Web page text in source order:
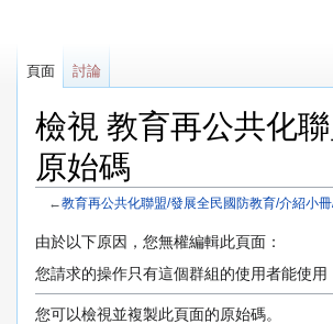
檢視 教育再公共化
原始碼
←教育再公共化聯盟/發展全民國防教育/介紹小
跳
至
覽
跳
至
尋
由於以下原因，您無權編輯此頁面：
您請求的操作只有這個群組的使用者能使用
您可以檢視並複製此頁面的原始碼。
頁面 討論